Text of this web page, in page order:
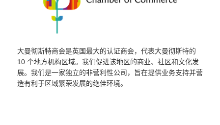
大曼彻斯特商会是英国最大的认证商会，代表大曼彻斯特的
10 个地方机构区域。我们促进该地区的商业、社区和文化发
展。我们是一家独立的非营利性公司，旨在提供业务支持并营
造有利于区域繁荣发展的绝佳环境。